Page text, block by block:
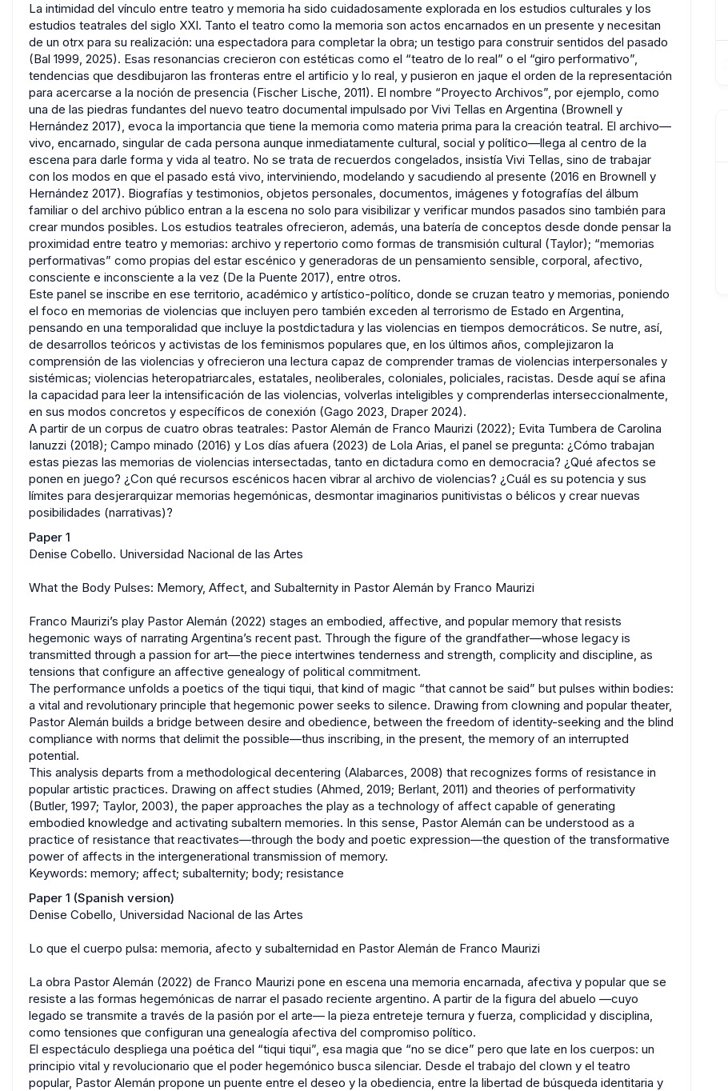
La intimidad del vínculo entre teatro y memoria ha sido cuidadosamente explorada en los estudios culturales y los
estudios teatrales del siglo XXI. Tanto el teatro como la memoria son actos encarnados en un presente y necesitan
de un otrx para su realización: una espectadora para completar la obra; un testigo para construir sentidos del pasado
(Bal 1999, 2025). Esas resonancias crecieron con estéticas como el “teatro de lo real” o el “giro performativo”,
tendencias que desdibujaron las fronteras entre el artificio y lo real, y pusieron en jaque el orden de la representación
para acercarse a la noción de presencia (Fischer Lische, 2011). El nombre “Proyecto Archivos”, por ejemplo, como
una de las piedras fundantes del nuevo teatro documental impulsado por Vivi Tellas en Argentina (Brownell y
Hernández 2017), evoca la importancia que tiene la memoria como materia prima para la creación teatral. El archivo—
vivo, encarnado, singular de cada persona aunque inmediatamente cultural, social y político—llega al centro de la
escena para darle forma y vida al teatro. No se trata de recuerdos congelados, insistía Vivi Tellas, sino de trabajar
con los modos en que el pasado está vivo, interviniendo, modelando y sacudiendo al presente (2016 en Brownell y
Hernández 2017). Biografías y testimonios, objetos personales, documentos, imágenes y fotografías del álbum
familiar o del archivo público entran a la escena no solo para visibilizar y verificar mundos pasados sino también para
crear mundos posibles. Los estudios teatrales ofrecieron, además, una batería de conceptos desde donde pensar la
proximidad entre teatro y memorias: archivo y repertorio como formas de transmisión cultural (Taylor); “memorias
performativas” como propias del estar escénico y generadoras de un pensamiento sensible, corporal, afectivo,
consciente e inconsciente a la vez (De la Puente 2017), entre otros.
Este panel se inscribe en ese territorio, académico y artístico-político, donde se cruzan teatro y memorias, poniendo
el foco en memorias de violencias que incluyen pero también exceden al terrorismo de Estado en Argentina,
pensando en una temporalidad que incluye la postdictadura y las violencias en tiempos democráticos. Se nutre, así,
de desarrollos teóricos y activistas de los feminismos populares que, en los últimos años, complejizaron la
comprensión de las violencias y ofrecieron una lectura capaz de comprender tramas de violencias interpersonales y
sistémicas; violencias heteropatriarcales, estatales, neoliberales, coloniales, policiales, racistas. Desde aquí se afina
la capacidad para leer la intensificación de las violencias, volverlas inteligibles y comprenderlas interseccionalmente,
en sus modos concretos y específicos de conexión (Gago 2023, Draper 2024).
A partir de un corpus de cuatro obras teatrales: Pastor Alemán de Franco Maurizi (2022); Evita Tumbera de Carolina
Ianuzzi (2018); Campo minado (2016) y Los días afuera (2023) de Lola Arias, el panel se pregunta: ¿Cómo trabajan
estas piezas las memorias de violencias intersectadas, tanto en dictadura como en democracia? ¿Qué afectos se
ponen en juego? ¿Con qué recursos escénicos hacen vibrar al archivo de violencias? ¿Cuál es su potencia y sus
límites para desjerarquizar memorias hegemónicas, desmontar imaginarios punitivistas o bélicos y crear nuevas
posibilidades (narrativas)?
Paper 1
Denise Cobello. Universidad Nacional de las Artes
What the Body Pulses: Memory, Affect, and Subalternity in Pastor Alemán by Franco Maurizi
Franco Maurizi’s play Pastor Alemán (2022) stages an embodied, affective, and popular memory that resists
hegemonic ways of narrating Argentina’s recent past. Through the figure of the grandfather—whose legacy is
transmitted through a passion for art—the piece intertwines tenderness and strength, complicity and discipline, as
tensions that configure an affective genealogy of political commitment.
The performance unfolds a poetics of the tiqui tiqui, that kind of magic “that cannot be said” but pulses within bodies:
a vital and revolutionary principle that hegemonic power seeks to silence. Drawing from clowning and popular theater,
Pastor Alemán builds a bridge between desire and obedience, between the freedom of identity-seeking and the blind
compliance with norms that delimit the possible—thus inscribing, in the present, the memory of an interrupted
potential.
This analysis departs from a methodological decentering (Alabarces, 2008) that recognizes forms of resistance in
popular artistic practices. Drawing on affect studies (Ahmed, 2019; Berlant, 2011) and theories of performativity
(Butler, 1997; Taylor, 2003), the paper approaches the play as a technology of affect capable of generating
embodied knowledge and activating subaltern memories. In this sense, Pastor Alemán can be understood as a
practice of resistance that reactivates—through the body and poetic expression—the question of the transformative
power of affects in the intergenerational transmission of memory.
Keywords: memory; affect; subalternity; body; resistance
Paper 1 (Spanish version)
Denise Cobello, Universidad Nacional de las Artes
Lo que el cuerpo pulsa: memoria, afecto y subalternidad en Pastor Alemán de Franco Maurizi
La obra Pastor Alemán (2022) de Franco Maurizi pone en escena una memoria encarnada, afectiva y popular que se
resiste a las formas hegemónicas de narrar el pasado reciente argentino. A partir de la figura del abuelo —cuyo
legado se transmite a través de la pasión por el arte— la pieza entreteje ternura y fuerza, complicidad y disciplina,
como tensiones que configuran una genealogía afectiva del compromiso político.
El espectáculo despliega una poética del “tiqui tiqui”, esa magia que “no se dice” pero que late en los cuerpos: un
principio vital y revolucionario que el poder hegemónico busca silenciar. Desde el trabajo del clown y el teatro
popular, Pastor Alemán propone un puente entre el deseo y la obediencia, entre la libertad de búsqueda identitaria y